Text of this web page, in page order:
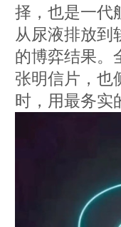
择，也是一代
从尿液排放到
的博弈结果。
张明信片，也
时，用最务实